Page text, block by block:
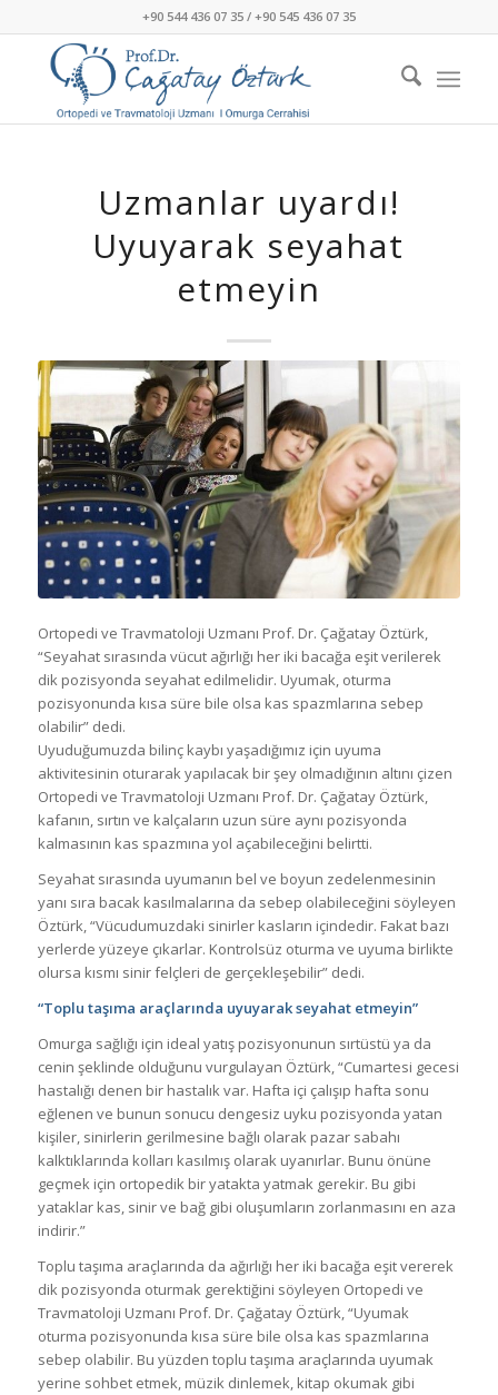
+90 544 436 07 35 / +90 545 436 07 35
Uzmanlar uyardı!
Uyuyarak seyahat
etmeyin
Ortopedi ve Travmatoloji Uzmanı Prof. Dr. Çağatay Öztürk,
“Seyahat sırasında vücut ağırlığı her iki bacağa eşit verilerek
dik pozisyonda seyahat edilmelidir. Uyumak, oturma
pozisyonunda kısa süre bile olsa kas spazmlarına sebep
olabilir” dedi.
Uyuduğumuzda bilinç kaybı yaşadığımız için uyuma
aktivitesinin oturarak yapılacak bir şey olmadığının altını çizen
Ortopedi ve Travmatoloji Uzmanı Prof. Dr. Çağatay Öztürk,
kafanın, sırtın ve kalçaların uzun süre aynı pozisyonda
kalmasının kas spazmına yol açabileceğini belirtti.
Seyahat sırasında uyumanın bel ve boyun zedelenmesinin
yanı sıra bacak kasılmalarına da sebep olabileceğini söyleyen
Öztürk, “Vücudumuzdaki sinirler kasların içindedir. Fakat bazı
yerlerde yüzeye çıkarlar. Kontrolsüz oturma ve uyuma birlikte
olursa kısmı sinir felçleri de gerçekleşebilir” dedi.
“Toplu taşıma araçlarında uyuyarak seyahat etmeyin”
Omurga sağlığı için ideal yatış pozisyonunun sırtüstü ya da
cenin şeklinde olduğunu vurgulayan Öztürk, “Cumartesi gecesi
hastalığı denen bir hastalık var. Hafta içi çalışıp hafta sonu
eğlenen ve bunun sonucu dengesiz uyku pozisyonda yatan
kişiler, sinirlerin gerilmesine bağlı olarak pazar sabahı
kalktıklarında kolları kasılmış olarak uyanırlar. Bunu önüne
geçmek için ortopedik bir yatakta yatmak gerekir. Bu gibi
yataklar kas, sinir ve bağ gibi oluşumların zorlanmasını en aza
indirir.”
Toplu taşıma araçlarında da ağırlığı her iki bacağa eşit vererek
dik pozisyonda oturmak gerektiğini söyleyen Ortopedi ve
Travmatoloji Uzmanı Prof. Dr. Çağatay Öztürk, “Uyumak
oturma pozisyonunda kısa süre bile olsa kas spazmlarına
sebep olabilir. Bu yüzden toplu taşıma araçlarında uyumak
yerine sohbet etmek, müzik dinlemek, kitap okumak gibi